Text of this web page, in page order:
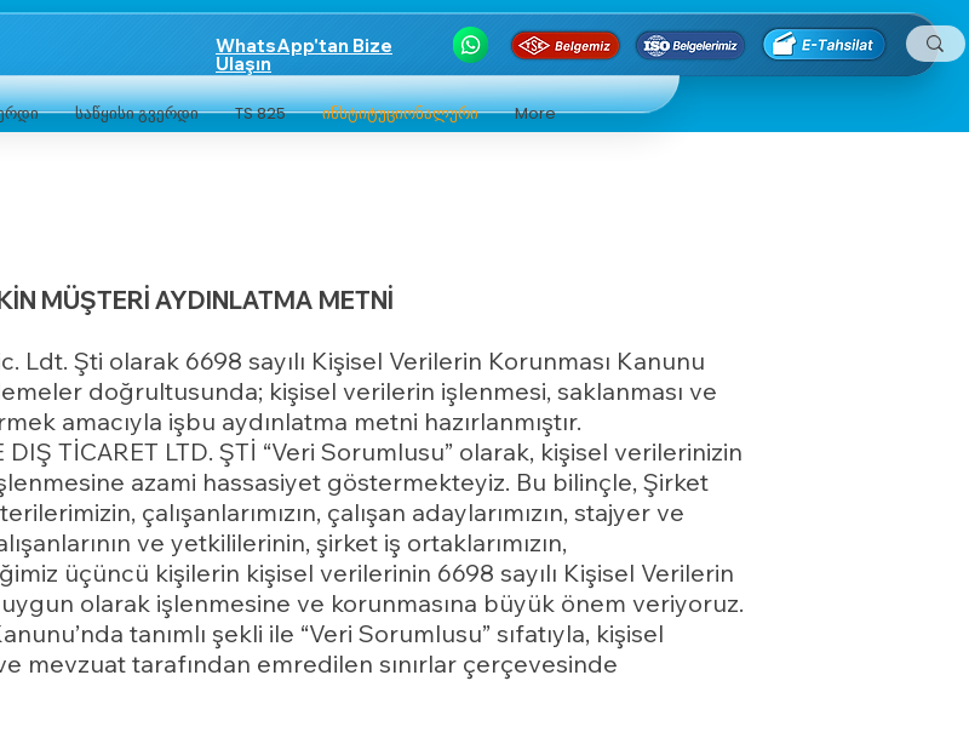
WhatsApp'tan Bize
Ulaşın
საწყისი გვერდი TS 825 ინსტიტუციონალური More
MÜŞTERİ AYDINLATMA METNİ
Ldt. Şti olarak 6698 sayılı Kişisel Verilerin Korunması Kanunu
doğrultusunda; kişisel verilerin işlenmesi, saklanması ve
amacıyla işbu aydınlatma metni hazırlanmıştır.
DIŞ TİCARET LTD. ŞTİ “Veri Sorumlusu” olarak, kişisel verilerinizin
azami hassasiyet göstermekteyiz. Bu bilinçle, Şirket
çalışanlarımızın, çalışan adaylarımızın, stajyer ve
ve yetkililerinin, şirket iş ortaklarımızın,
üçüncü kişilerin kişisel verilerinin 6698 sayılı Kişisel Verilerin
uygun olarak işlenmesine ve korunmasına büyük önem veriyoruz.
tanımlı şekli ile “Veri Sorumlusu” sıfatıyla, kişisel
mevzuat tarafından emredilen sınırlar çerçevesinde